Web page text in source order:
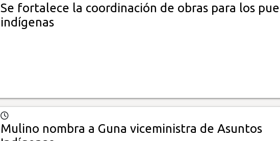
Se fortalece la coordinación de obras para los
indígenas
Mulino nombra a Guna viceministra de Asuntos